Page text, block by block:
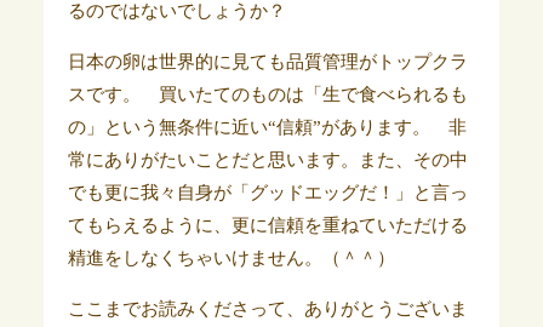
るのではないでしょうか？
日本の卵は世界的に見ても品質管理がトップクラ
スです。 買いたてのものは「生で食べられるも
の」という無条件に近い“信頼”があります。 非
常にありがたいことだと思います。また、その中
でも更に我々自身が「グッドエッグだ！」と言っ
てもらえるように、更に信頼を重ねていただける
精進をしなくちゃいけません。（＾＾）
ここまでお読みくださって、ありがとうございま